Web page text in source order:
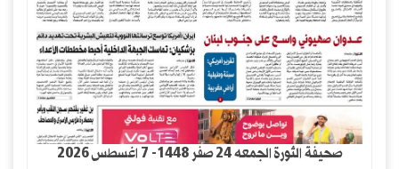
صحيفة الثورة الجمعه 24 صفر 1448- 7 اغسطس 2026